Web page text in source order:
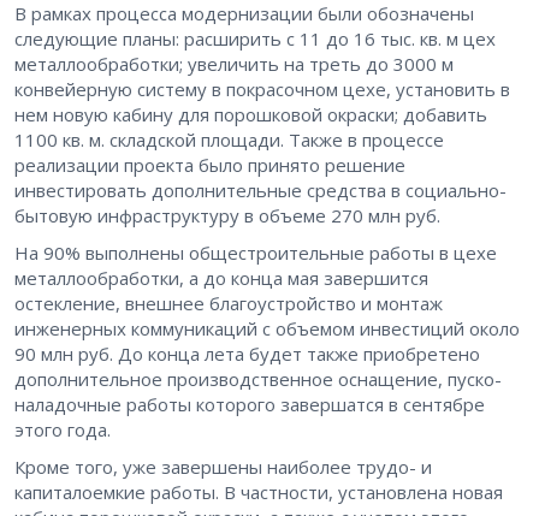
В рамках процесса модернизации были обозначены
следующие планы: расширить с 11 до 16 тыс. кв. м цех
металлообработки; увеличить на треть до 3000 м
конвейерную систему в покрасочном цехе, установить в
нем новую кабину для порошковой окраски; добавить
1100 кв. м. складской площади. Также в процессе
реализации проекта было принято решение
инвестировать дополнительные средства в социально-
бытовую инфраструктуру в объеме 270 млн руб.
На 90% выполнены общестроительные работы в цехе
металлообработки, а до конца мая завершится
остекление, внешнее благоустройство и монтаж
инженерных коммуникаций с объемом инвестиций около
90 млн руб. До конца лета будет также приобретено
дополнительное производственное оснащение, пуско-
наладочные работы которого завершатся в сентябре
этого года.
Кроме того, уже завершены наиболее трудо- и
капиталоемкие работы. В частности, установлена новая